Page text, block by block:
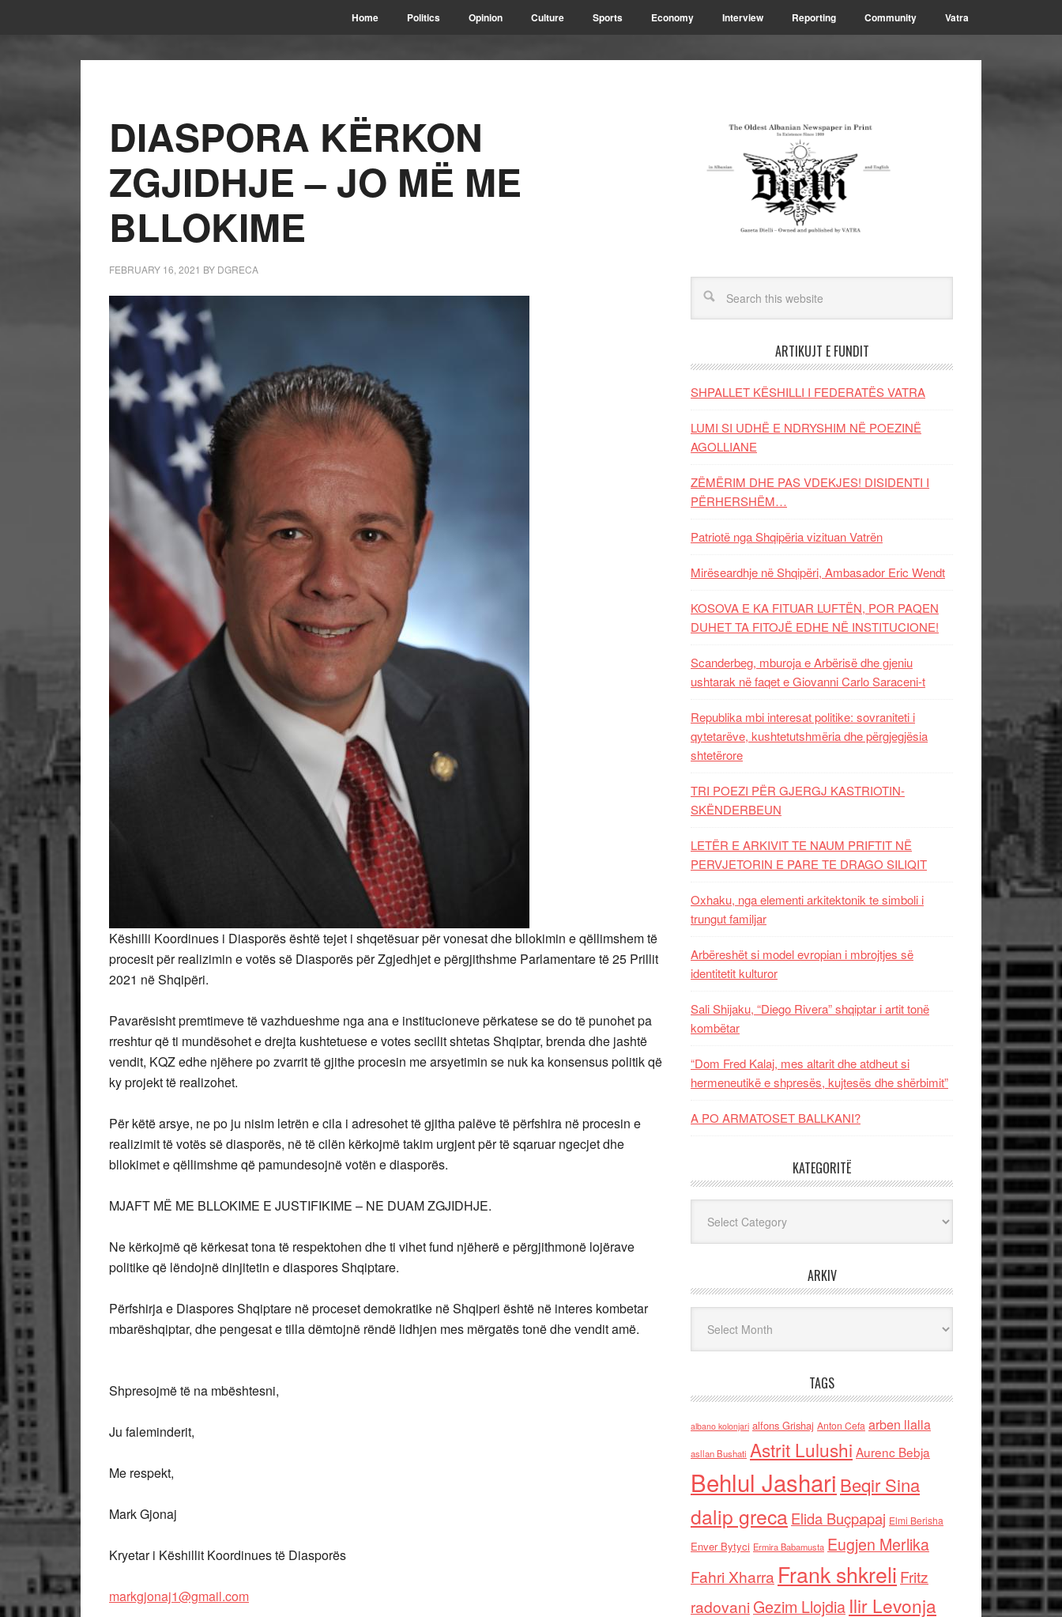
Home Politics Opinion Culture Sports Economy Interview Reporting Community Vatra
DIASPORA KËRKON
ZGJIDHJE – JO MË ME
BLLOKIME
FEBRUARY 16, 2021 BY DGRECA
Këshilli Koordinues i Diasporës është tejet i shqetësuar për vonesat dhe bllokimin e qëllimshem të
procesit për realizimin e votës së Diasporës për Zgjedhjet e përgjithshme Parlamentare të 25 Prillit
2021 në Shqipëri.
Pavarësisht premtimeve të vazhdueshme nga ana e institucioneve përkatese se do të punohet pa
rreshtur që ti mundësohet e drejta kushtetuese e votes secilit shtetas Shqiptar, brenda dhe jashtë
vendit, KQZ edhe njëhere po zvarrit të gjithe procesin me arsyetimin se nuk ka konsensus politik që
ky projekt të realizohet.
Për këtë arsye, ne po ju nisim letrën e cila i adresohet të gjitha palëve të përfshira në procesin e
realizimit të votës së diasporës, në të cilën kërkojmë takim urgjent për të sqaruar ngecjet dhe
bllokimet e qëllimshme që pamundesojnë votën e diasporës.
MJAFT MË ME BLLOKIME E JUSTIFIKIME – NE DUAM ZGJIDHJE.
Ne kërkojmë që kërkesat tona të respektohen dhe ti vihet fund njëherë e përgjithmonë lojërave
politike që lëndojnë dinjitetin e diaspores Shqiptare.
Përfshirja e Diaspores Shqiptare në proceset demokratike në Shqiperi është në interes kombetar
mbarëshqiptar, dhe pengesat e tilla dëmtojnë rëndë lidhjen mes mërgatës tonë dhe vendit amë.
Shpresojmë të na mbështesni,
Ju faleminderit,
Me respekt,
Mark Gjonaj
Kryetar i Këshillit Koordinues të Diasporës
markgjonaj1@gmail.com
ARTIKUJT E FUNDIT
SHPALLET KËSHILLI I FEDERATËS VATRA
LUMI SI UDHË E NDRYSHIM NË POEZINË
AGOLLIANE
ZËMËRIM DHE PAS VDEKJES! DISIDENTI I
PËRHERSHËM…
Patriotë nga Shqipëria vizituan Vatrën
Mirëseardhje në Shqipëri, Ambasador Eric Wendt
KOSOVA E KA FITUAR LUFTËN, POR PAQEN
DUHET TA FITOJË EDHE NË INSTITUCIONE!
Scanderbeg, mburoja e Arbërisë dhe gjeniu
ushtarak në faqet e Giovanni Carlo Saraceni-t
Republika mbi interesat politike: sovraniteti i
qytetarëve, kushtetutshmëria dhe përgjegjësia
shtetërore
TRI POEZI PËR GJERGJ KASTRIOTIN-
SKËNDERBEUN
LETËR E ARKIVIT TE NAUM PRIFTIT NË
PERVJETORIN E PARE TE DRAGO SILIQIT
Oxhaku, nga elementi arkitektonik te simboli i
trungut familjar
Arbëreshët si model evropian i mbrojtjes së
identitetit kulturor
Sali Shijaku, “Diego Rivera” shqiptar i artit tonë
kombëtar
“Dom Fred Kalaj, mes altarit dhe atdheut si
hermeneutikë e shpresës, kujtesës dhe shërbimit”
A PO ARMATOSET BALLKANI?
KATEGORITË
ARKIV
TAGS
albano kolonjari alfons Grishaj Anton Cefa arben llalla
asllan Bushati Astrit Lulushi Aurenc Bebja
Behlul Jashari Beqir Sina
dalip grecaElida Buçpapaj Elmi Berisha
Enver Bytyci Ermira Babamusta Eugjen Merlika
Fahri Xharra Frank shkreli Fritz
radovaniGezim Llojdia Ilir Levonja